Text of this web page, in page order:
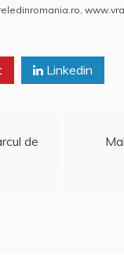
,
Linkedin
de